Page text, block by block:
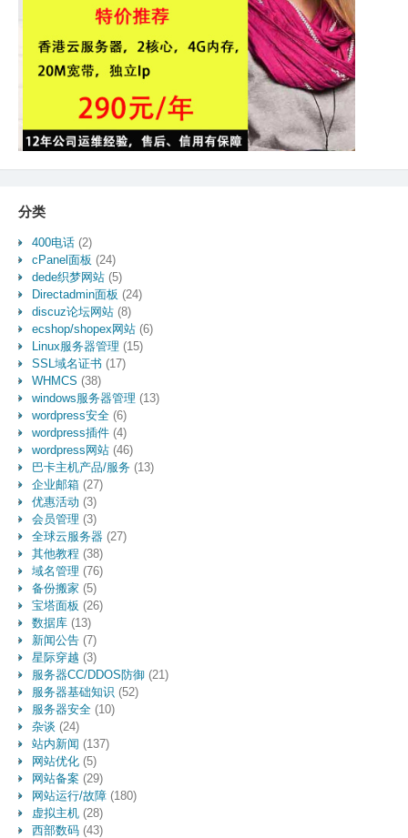
分类
400电话(2)
cPanel面板 (24)
dede织梦网站(5)
Directadmin面板 (24)
discuz论坛网站(8)
ecshop/shopex网站(6)
Linux服务器管理 (15)
SSL域名证书 (17)
WHMCS (38)
windows服务器管理 (13)
wordpress安全(6)
wordpress插件(4)
wordpress网站(46)
巴卡主机产品/服务(13)
企业邮箱(27)
优惠活动 (3)
会员管理 (3)
全球云服务器 (27)
其他教程 (38)
域名管理 (76)
备份搬家 (5)
宝塔面板 (26)
数据库(13)
新闻公告(7)
星际穿越 (3)
服务器CC/DDOS防御(21)
服务器基础知识 (52)
服务器安全(10)
杂谈 (24)
站内新闻 (137)
网站优化(5)
网站备案 (29)
网站运行/故障(180)
虚拟主机(28)
西部数码(43)